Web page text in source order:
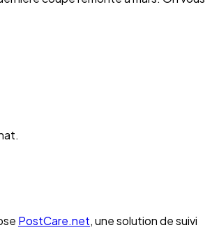
PostCare.net, une solution de suivi